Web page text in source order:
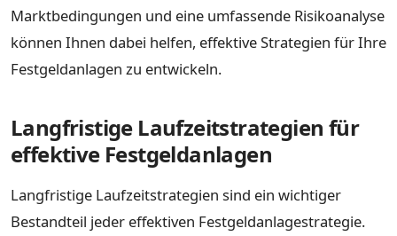
Marktbedingungen und eine umfassende Risikoanalyse
können Ihnen dabei helfen, effektive Strategien für Ihre
Festgeldanlagen zu entwickeln.
Langfristige Laufzeitstrategien für
effektive Festgeldanlagen
Langfristige Laufzeitstrategien sind ein wichtiger
Bestandteil jeder effektiven Festgeldanlagestrategie.